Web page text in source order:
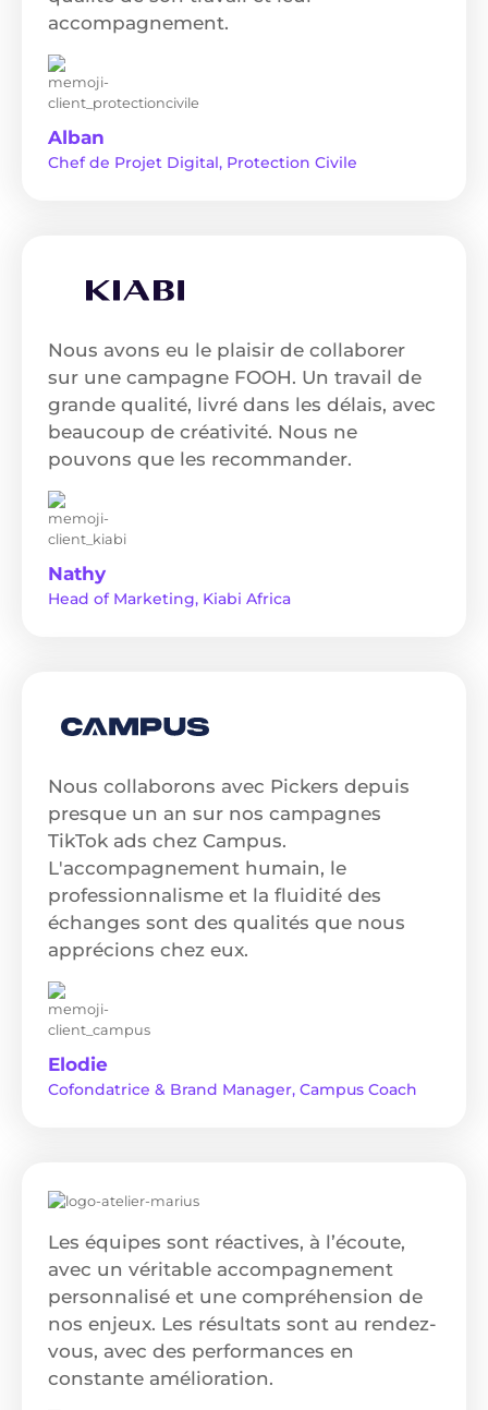
accompagnement.
Alban
Chef de Projet Digital, Protection Civile
Nous avons eu le plaisir de collaborer
sur une campagne FOOH. Un travail de
grande qualité, livré dans les délais, avec
beaucoup de créativité. Nous ne
pouvons que les recommander.
Nathy
Head of Marketing, Kiabi Africa
Nous collaborons avec Pickers depuis
presque un an sur nos campagnes
TikTok ads chez Campus.
L'accompagnement humain, le
professionnalisme et la fluidité des
échanges sont des qualités que nous
apprécions chez eux.
Elodie
Cofondatrice & Brand Manager, Campus Coach
Les équipes sont réactives, à l’écoute,
avec un véritable accompagnement
personnalisé et une compréhension de
nos enjeux. Les résultats sont au rendez-
vous, avec des performances en
constante amélioration.